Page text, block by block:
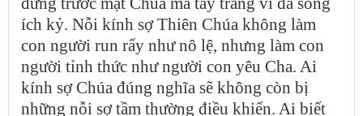
ích kỷ. Nỗi kính sợ Thiên Chúa không làm
con người run rẩy như nô lệ, nhưng làm con
người tỉnh thức như người con yêu Cha. Ai
kính sợ Chúa đúng nghĩa sẽ không còn bị
những nỗi sợ tầm thường điều khiển. Ai biết